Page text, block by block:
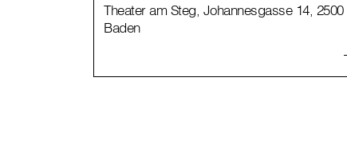
Theater am Steg, Johannesgasse 14, 2500
Baden